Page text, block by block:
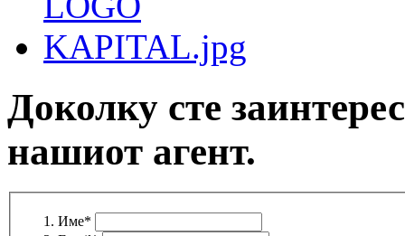
Доколку сте
нашиот агент.
Име*